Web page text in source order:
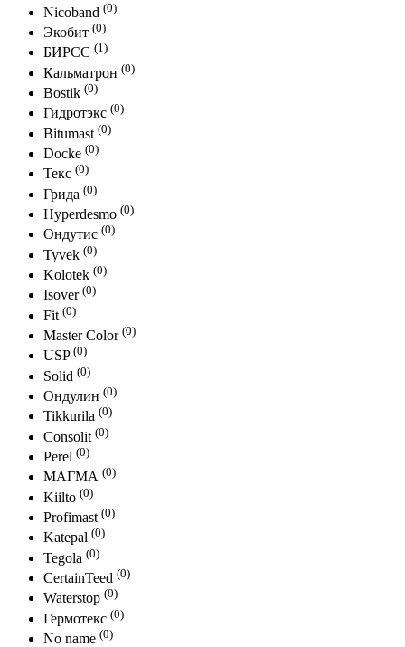
Nicoband (0)
Экобит (0)
БИРСС (1)
Кальматрон (0)
Bostik (0)
Гидротэкс (0)
Bitumast (0)
Docke (0)
Текс (0)
Грида (0)
Hyperdesmo (0)
Ондутис (0)
Tyvek (0)
Kolotek (0)
Isover (0)
Fit (0)
Master Color (0)
USP (0)
Solid (0)
Ондулин (0)
Tikkurila (0)
Consolit (0)
Perel (0)
МАГМА (0)
Kiilto (0)
Profimast (0)
Katepal (0)
Tegola (0)
CertainTeed (0)
Waterstop (0)
Гермотекс (0)
No name (0)